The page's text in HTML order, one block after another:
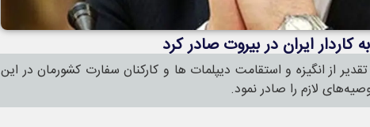
کاردار ایران در بیروت صادر کرد
از انگیزه و استقامت دیپلمات ها و کارکنان سفارت کشورمان در این
لازم را صادر نمود.